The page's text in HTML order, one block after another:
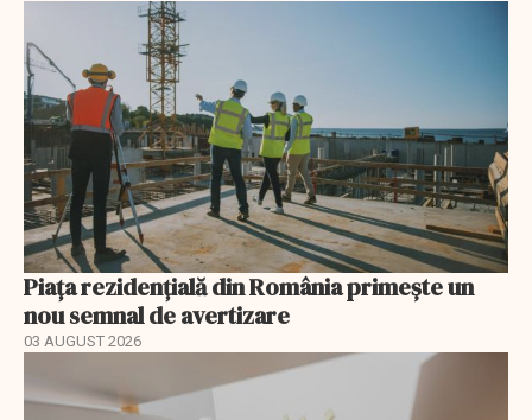
Piața rezidențială din România primește un
nou semnal de avertizare
03 AUGUST 2026